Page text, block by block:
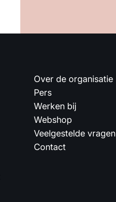
Over de organisatie
Pers
Werken bij
Webshop
Veelgestelde vragen
Contact